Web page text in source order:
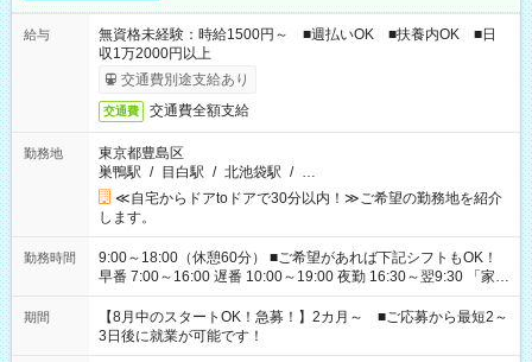
給与
無資格未経験：時給1500円～ ■週払いOK ■扶養内OK ■日
収1万2000円以上
交通費別途支給あり
交通費 交通費全額支給
勤務地
東京都豊島区
巣鴨駅 / 目白駅 / 北池袋駅 / …
≪自宅からドアtoドアで30分以内！≫ご希望の勤務地を紹介
します。
勤務時間
9:00～18:00（休憩60分） ■ご希望があれば下記シフトもOK！
早番 7:00～16:00 遅番 10:00～19:00 夜勤 16:30～翌9:30 「家族
と休みを合わせたい」 「余裕を持って夕飯の準備がしたい」
「できれば残業はしたくない」 など、ご希望を教えてください
ね。 ※Wワーク希望の方へ 今ご覧のお仕事で希望する勤務時間
と、もう1つのお仕事の勤務時間。 合計で週40時間を超える場
期間
【8月中のスタートOK！急募！】2カ月～ ■ご応募から最短2～
3日後に就業が可能です！